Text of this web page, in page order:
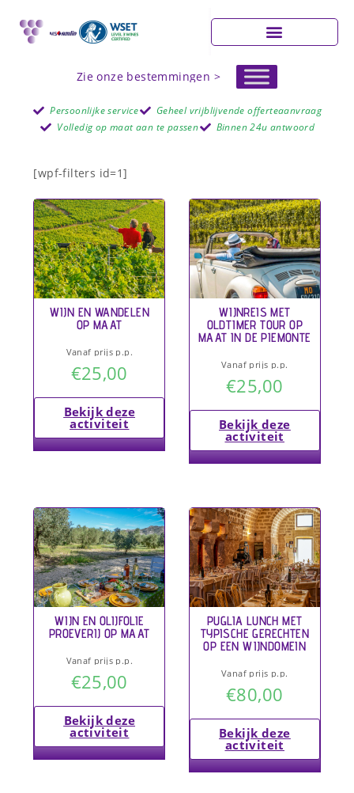
Zie onze bestemmingen >
Persoonlijke service
Geheel vrijblijvende offerteaanvraag
Volledig op maat aan te passen
Binnen 24u antwoord
[wpf-filters id=1]
WIJN EN WANDELEN
OP MAAT
Vanaf prijs p.p.
€25,00
Bekijk deze
activiteit
WIJNREIS MET
OLDTIMER TOUR OP
MAAT IN DE PIEMONTE
Vanaf prijs p.p.
€25,00
Bekijk deze
activiteit
WIJN EN OLIJFOLIE
PROEVERIJ OP MAAT
Vanaf prijs p.p.
€25,00
Bekijk deze
activiteit
PUGLIA LUNCH MET
TYPISCHE GERECHTEN
OP EEN WIJNDOMEIN
Vanaf prijs p.p.
€80,00
Bekijk deze
activiteit